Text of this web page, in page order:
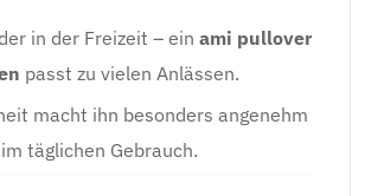
in der Freizeit – ein ami pullover
passt zu vielen Anlässen.
macht ihn besonders angenehm
im täglichen Gebrauch.